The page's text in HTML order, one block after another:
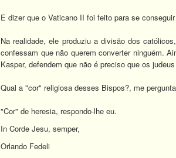
E dizer que o Vaticano II foi feito para se
Na realidade, ele produziu a divisão dos
confessam que não querem converter ninguém.
Kasper, defendem que não é preciso que os
Qual a "cor" religiosa desses Bispos?, me
"Cor" de heresia, respondo-lhe eu.
In Corde Jesu, semper,
Orlando Fedeli